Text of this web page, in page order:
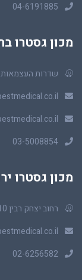
04-6191885
מכון גסטרו
שדרות העצמאות 67, בת ים
03-5008854
מכון גסטרו
רחוב יצחק רבין 10, מתחם סינימה סיטי ירושלים
02-6256582